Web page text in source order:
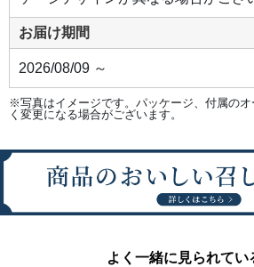
お届け期間
2026/08/09 ～
※写真はイメージです。パッケージ、付属の
く変更になる場合がございます。
よく一緒に見られてい